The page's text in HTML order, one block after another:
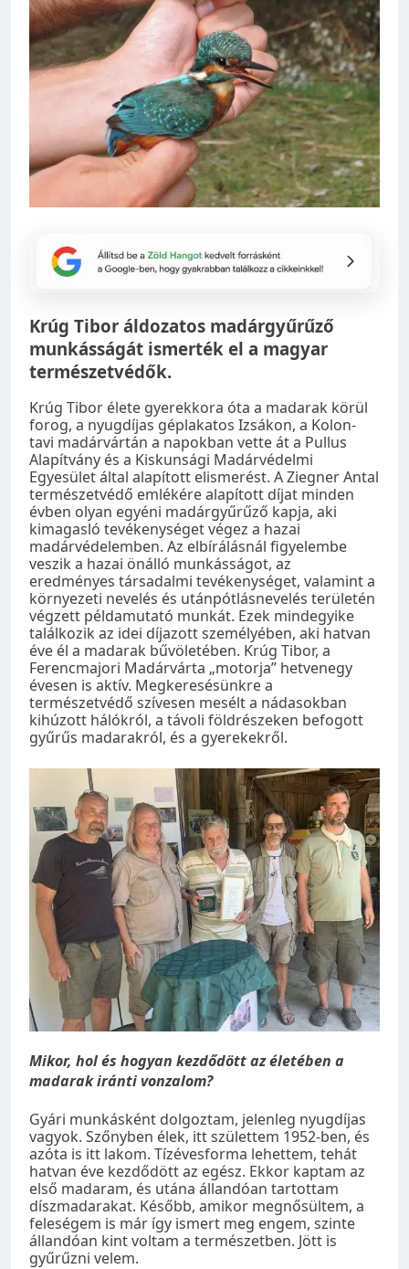
Krúg Tibor áldozatos madárgyűrűző
munkásságát ismerték el a magyar
természetvédők.
Krúg Tibor élete gyerekkora óta a madarak körül
forog, a nyugdíjas géplakatos Izsákon, a Kolon-
tavi madárvártán a napokban vette át a Pullus
Alapítvány és a Kiskunsági Madárvédelmi
Egyesület által alapított elismerést. A Ziegner Antal
természetvédő emlékére alapított díjat minden
évben olyan egyéni madárgyűrűző kapja, aki
kimagasló tevékenységet végez a hazai
madárvédelemben. Az elbírálásnál figyelembe
veszik a hazai önálló munkásságot, az
eredményes társadalmi tevékenységet, valamint a
környezeti nevelés és utánpótlásnevelés területén
végzett példamutató munkát. Ezek mindegyike
találkozik az idei díjazott személyében, aki hatvan
éve él a madarak bűvöletében. Krúg Tibor, a
Ferencmajori Madárvárta „motorja” hetvenegy
évesen is aktív. Megkeresésünkre a
természetvédő szívesen mesélt a nádasokban
kihúzott hálókról, a távoli földrészeken befogott
gyűrűs madarakról, és a gyerekekről.
Mikor, hol és hogyan kezdődött az életében a
madarak iránti vonzalom?
Gyári munkásként dolgoztam, jelenleg nyugdíjas
vagyok. Szőnyben élek, itt születtem 1952-ben, és
azóta is itt lakom. Tízévesforma lehettem, tehát
hatvan éve kezdődött az egész. Ekkor kaptam az
első madaram, és utána állandóan tartottam
díszmadarakat. Később, amikor megnősültem, a
feleségem is már így ismert meg engem, szinte
állandóan kint voltam a természetben. Jött is
gyűrűzni velem.